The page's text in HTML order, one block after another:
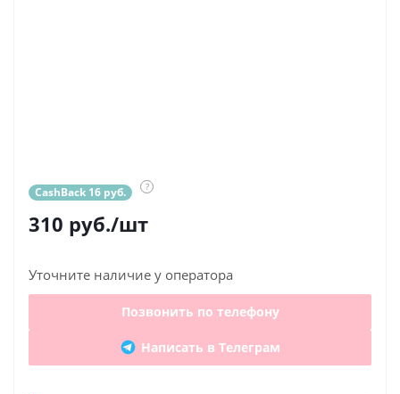
CashBack 16 руб. ?
310 руб./шт
Уточните наличие у оператора
Позвонить по телефону
Написать в Телеграм